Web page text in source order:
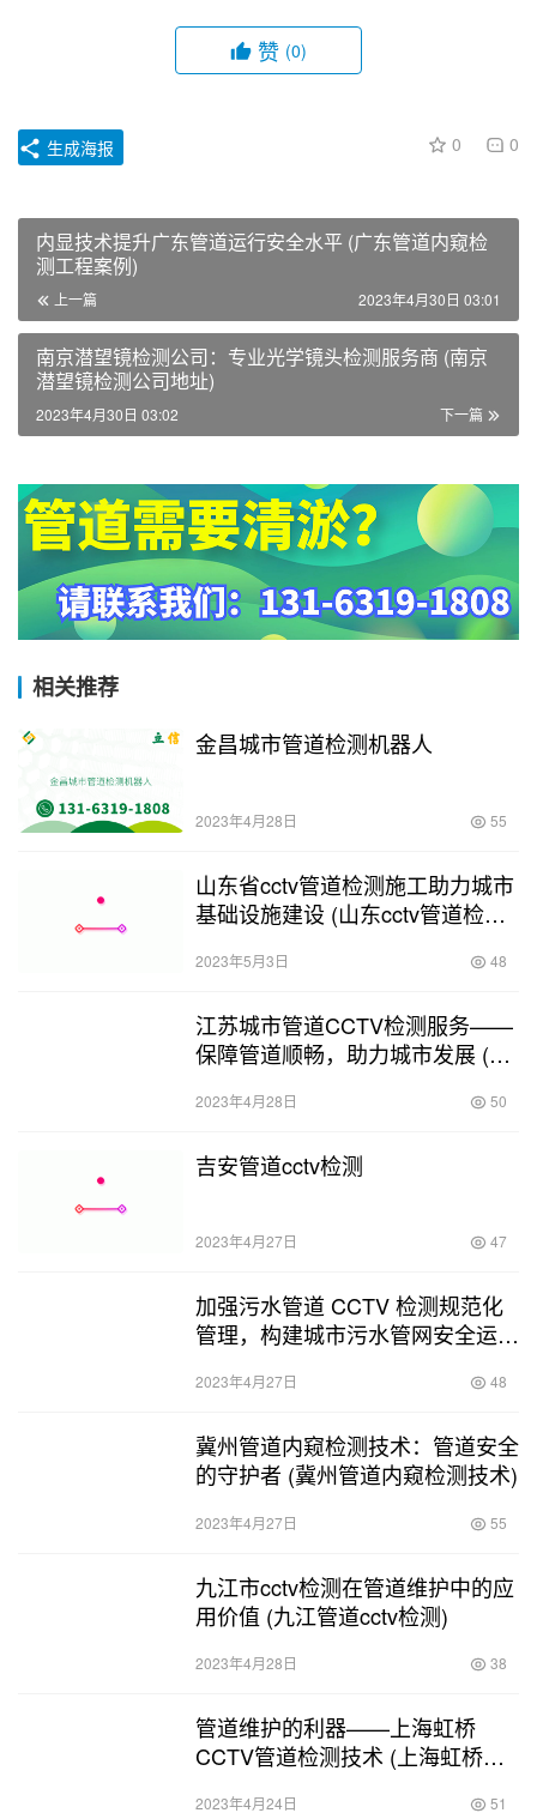
赞 (0)
0 0
生成海报
内显技术提升广东管道运行安全水平 (广东管道内窥检
测工程案例)
上一篇 2023年4月30日 03:01
南京潜望镜检测公司：专业光学镜头检测服务商 (南京
潜望镜检测公司地址)
下一篇
2023年4月30日 03:02
相关推荐
金昌城市管道检测机器人
2023年4月28日 55
山东省cctv管道检测施工助力城市
基础设施建设 (山东cctv管道检测
2023年5月3日 48
江苏城市管道CCTV检测服务——
保障管道顺畅，助力城市发展 (江
2023年4月28日 50
吉安管道cctv检测
2023年4月27日 47
加强污水管道 CCTV 检测规范化
管理，构建城市污水管网安全运行
2023年4月27日 48
冀州管道内窥检测技术：管道安全
的守护者 (冀州管道内窥检测技术)
2023年4月27日 55
九江市cctv检测在管道维护中的应
用价值 (九江管道cctv检测)
2023年4月28日 38
管道维护的利器——上海虹桥
CCTV管道检测技术 (上海虹桥
2023年4月24日 51